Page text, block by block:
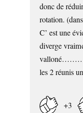
donc de
rotation.
C’ est une
diverge
les 2 réunis
+3